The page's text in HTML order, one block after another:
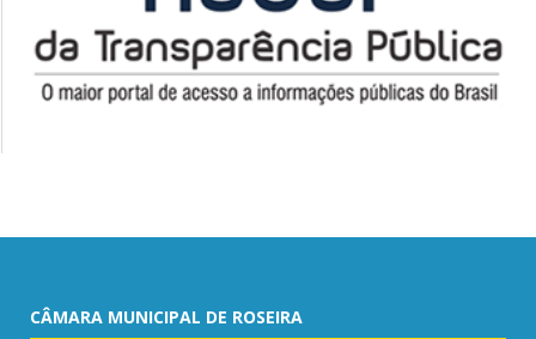
CÂMARA MUNICIPAL DE ROSEIRA